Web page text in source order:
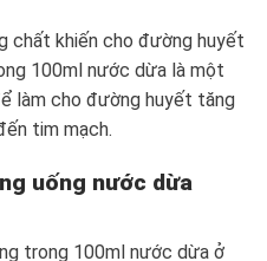
chất khiến cho đường huyết
100ml nước dừa là một
làm cho đường huyết tăng
tim mạch.
uống nước dừa
trong 100ml nước dừa ở